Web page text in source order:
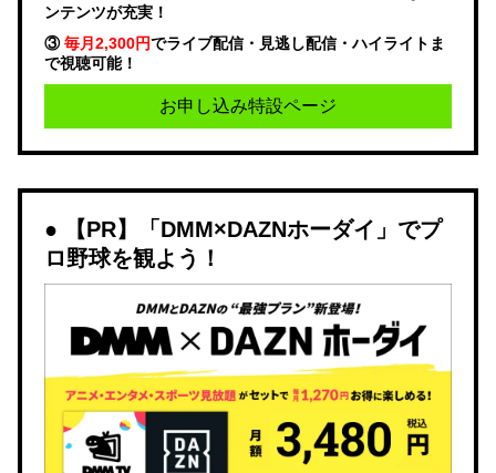
ンテンツが充実！
③毎月2,300円でライブ配信・見逃し配信・ハイライトま
で視聴可能！
お申し込み特設ページ
【PR】「DMM×DAZNホーダイ」でプ
ロ野球を観よう！